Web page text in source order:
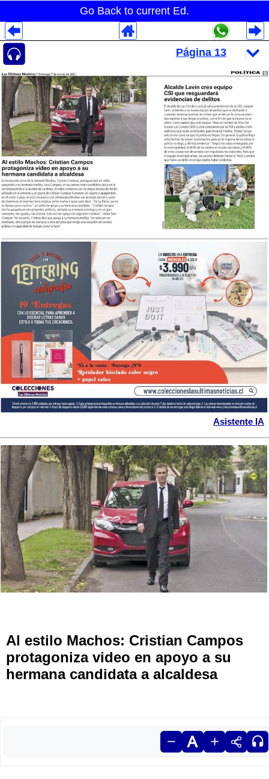
Go Back to current Ed.
Asistente IA
Al estilo Machos: Cristian Campos
protagoniza video en apoyo a su
hermana candidata a alcaldesa
Despliegues Analytics
Despliegues Totales
Despliegues por Rubros